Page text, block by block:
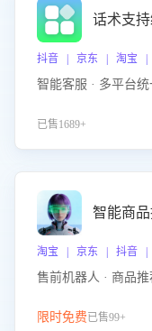
话术支
抖音 | 京东 | 淘宝 |
智能客服 · 多平台
已售1689+
智能商
淘宝 | 京东 | 抖音 |
售前机器人 · 商品
限时免费已售99+